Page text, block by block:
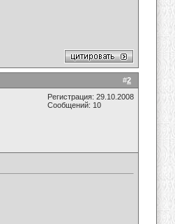
#2
Регистрация: 29.10.2008
Сообщений: 10